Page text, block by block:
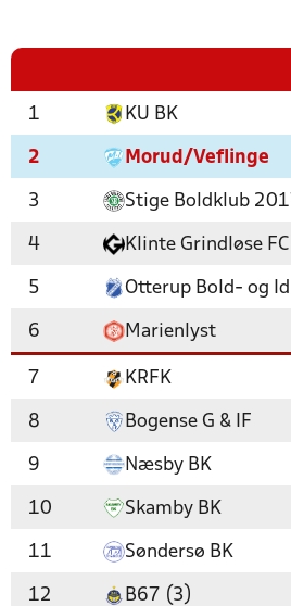
1 KU BK
2 Morud/Veflinge
3 Stige Boldklub
4 Klinte Grindløse FC
5 Otterup Bold- og
6 Marienlyst
7 KRFK
8 Bogense G & IF
9 Næsby BK
10 Skamby BK
11 Søndersø BK
12 B67 (3)